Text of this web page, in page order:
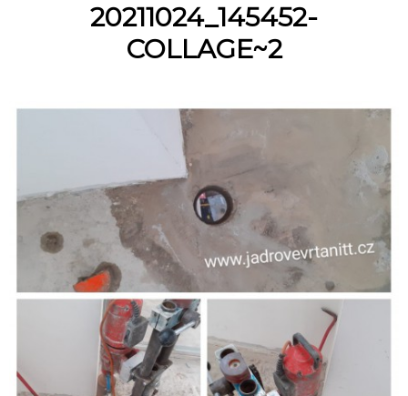
20211024_145452-
COLLAGE~2